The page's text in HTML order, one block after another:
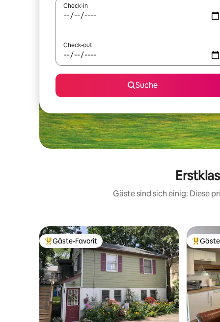
Check-in
Check-out
Suche
Gäste sind sich einig: Diese
Beliebter Gäste-Favorit.
Gäste-Favorit